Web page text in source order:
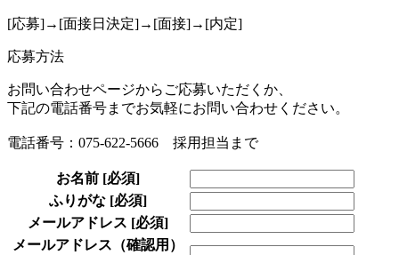
[応募]→[面接日決定]→[面接]→[内定]
応募方法
お問い合わせページからご応募いただくか、
下記の電話番号までお気軽にお問い合わせください。
電話番号：075-622-5666 採用担当まで
お名前 [必須]
ふりがな [必須]
メールアドレス [必須]
メールアドレス（確認用）